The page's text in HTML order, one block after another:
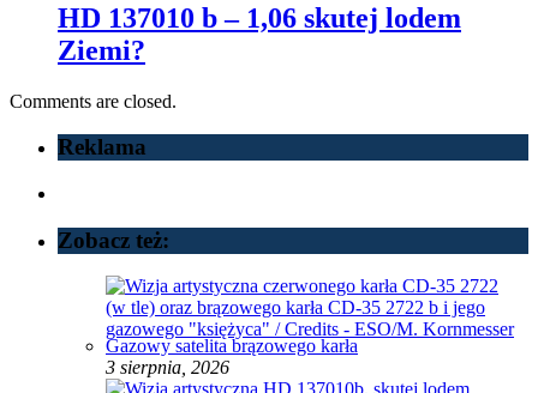
HD 137010 b – 1,06 skutej lodem
Ziemi?
Comments are closed.
Reklama
Zobacz też:
Gazowy satelita brązowego karła
3 sierpnia, 2026